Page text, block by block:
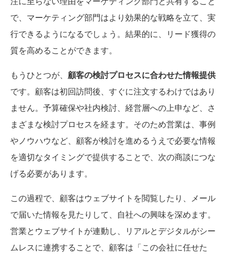
で、マーケティング部門はより効果的な戦略を立て、実
行できるようになるでしょう。結果的に、リード獲得の
質を高めることができます。
もうひとつが、 顧客の検討プロセスに合わせた情報提供
です。顧客は初回訪問後、すぐに注文するわけではあり
ません。予算確保や社内検討、経営層への上申など、さ
まざまな検討プロセスを経ます。そのため営業は、事例
やノウハウなど、顧客が検討を進めるうえで必要な情報
を適切なタイミングで提供することで、次の商談につな
げる必要があります。
この過程で、顧客はウェブサイトを閲覧したり、メール
で届いた情報を見たりして、自社への興味を深めます。
営業とウェブサイトが連動し、リアルとデジタルがシー
ムレスに連携することで、顧客は「この会社に任せた